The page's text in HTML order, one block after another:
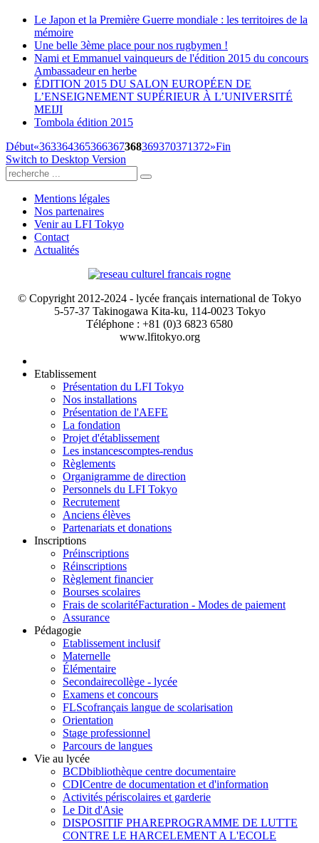
Le Japon et la Première Guerre mondiale : les territoires de la
mémoire
Une belle 3ème place pour nos rugbymen !
Nami et Emmanuel vainqueurs de l'édition 2015 du concours
Ambassadeur en herbe
ÉDITION 2015 DU SALON EUROPÉEN DE
L’ENSEIGNEMENT SUPÉRIEUR À L’UNIVERSITÉ
MEIJI
Tombola édition 2015
Début«363364365366367368369370371372»Fin
Switch to Desktop Version
Mentions légales
Nos partenaires
Venir au LFI Tokyo
Contact
Actualités
© Copyright 2012-2024 - lycée français international de Tokyo
5-57-37 Takinogawa Kita-ku, 114-0023 Tokyo
Téléphone : +81 (0)3 6823 6580
www.lfitokyo.org
Etablissement
Présentation du LFI Tokyo
Nos installations
Présentation de l'AEFE
La fondation
Projet d'établissement
Les instancescomptes-rendus
Règlements
Organigramme de direction
Personnels du LFI Tokyo
Recrutement
Anciens élèves
Partenariats et donations
Inscriptions
Préinscriptions
Réinscriptions
Règlement financier
Bourses scolaires
Frais de scolaritéFacturation - Modes de paiement
Assurance
Pédagogie
Etablissement inclusif
Maternelle
Élémentaire
Secondairecollège - lycée
Examens et concours
FLScofrançais langue de scolarisation
Orientation
Stage professionnel
Parcours de langues
Vie au lycée
BCDbibliothèque centre documentaire
CDICentre de documentation et d'information
Activités périscolaires et garderie
Le Dit d'Asie
DISPOSITIF PHAREPROGRAMME DE LUTTE
CONTRE LE HARCELEMENT A L'ECOLE